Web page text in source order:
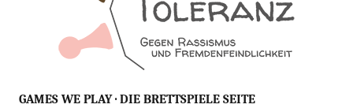
GAMES WE PLAY · DIE BRETTSPIELE SEITE